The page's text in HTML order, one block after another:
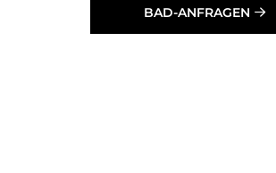
BAD-ANFRAGEN